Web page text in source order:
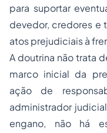
para suportar
devedor, credores e
atos prejudiciais à
A doutrina não trata
marco inicial da
ação de
administrador
engano, não há